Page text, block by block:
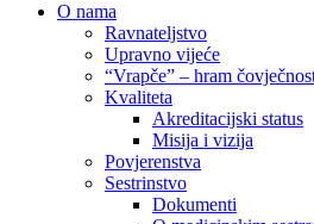
O nama
Ravnateljstvo
Upravno vijeće
“Vrapče” – hram
Kvaliteta
Akreditacijski status
Misija i vizija
Povjerenstva
Sestrinstvo
Dokumenti